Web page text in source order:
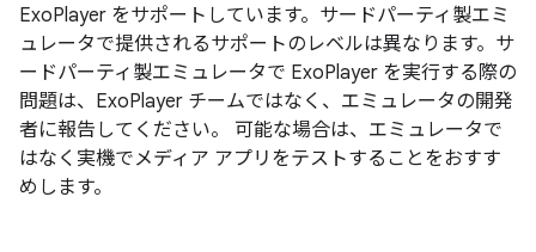
ExoPlayer をサポートしています。サードパーティ製エミ
ュレータで提供されるサポートのレベルは異なります。サ
ードパーティ製エミュレータで ExoPlayer を実行する際の
問題は、ExoPlayer チームではなく、エミュレータの開発
者に報告してください。 可能な場合は、エミュレータで
はなく実機でメディア アプリをテストすることをおすす
めします。